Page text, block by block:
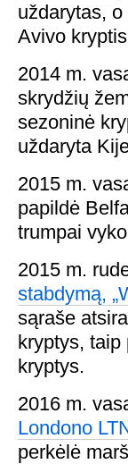
uždarytas,
Avivo
2014 m.
skrydžių
sezoninė
uždaryta
2015 m.
papildė
trumpai
2015 m.
stabdymą,
sąraše
kryptys, taip
kryptys.
2016 m.
Londono
perkėlė